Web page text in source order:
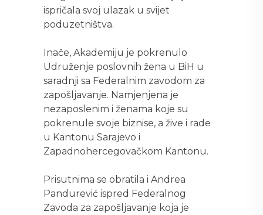
ispričala svoj ulazak u svijet
poduzetništva.
Inače, Akademiju je pokrenulo
Udruženje poslovnih žena u BiH u
saradnji sa Federalnim zavodom za
zapošljavanje. Namjenjena je
nezaposlenim i ženama koje su
pokrenule svoje biznise, a žive i rade
u Kantonu Sarajevo i
Zapadnohercegovačkom Kantonu.
Prisutnima se obratila i Andrea
Pandurević ispred Federalnog
Zavoda za zapošljavanje koja je